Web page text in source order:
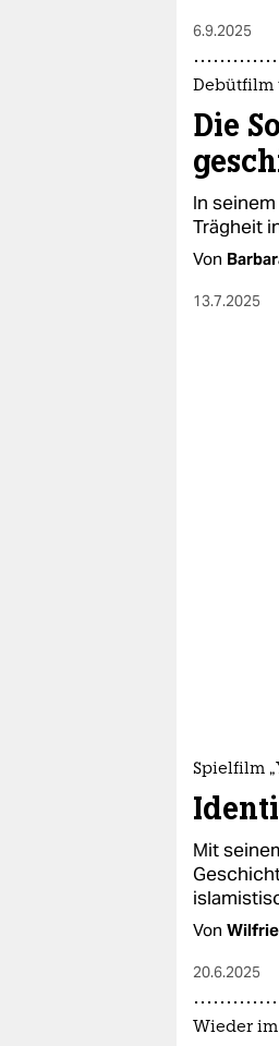
6.9.2025
Debütfilm
Die
In
Trägheit
Von
13.7.2025
Spielfilm
Mit
Von
20.6.2025
Wieder